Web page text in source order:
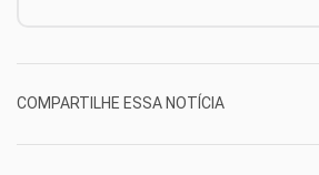
COMPARTILHE ESSA NOTÍCIA